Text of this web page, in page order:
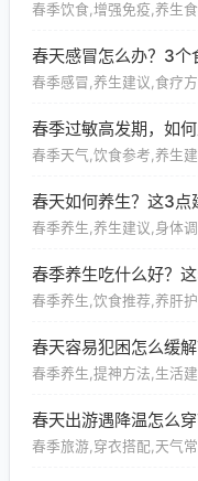
春季饮食,增强免疫,养生
春天感冒怎么办？3个
春季感冒,养生建议,食疗
春季过敏高发期，如
春季天气,饮食参考,养生
春天如何养生？这3点
春季养生,养生建议,身体
春季养生吃什么好？
春季养生,饮食推荐,养肝
春天容易犯困怎么缓
春季养生,提神方法,生活
春天出游遇降温怎么
春季旅游,穿衣搭配,天气